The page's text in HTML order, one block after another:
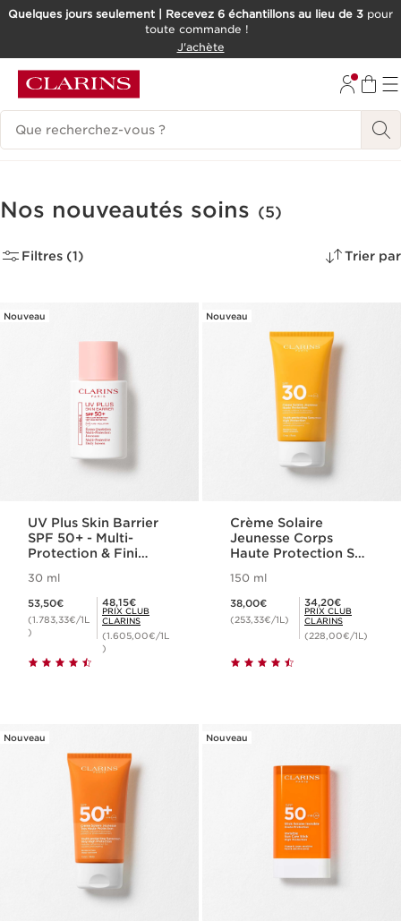
ALLER AU CONTENU
Quelques jours seulement | Recevez 6 échantillons au lieu de 3 pour
toute commande !
J'achète
Historique des recherches
Nos nouveautés soins (5)
Filtres (1) Trier par
Nouveau
UV Plus Skin Barrier
SPF 50+ - Multi-
Protection & Fini
30 ml
53,50€
(1.783,33€/1L
)
Prix Club Clarins 48,15€
48,15€
PRIX CLUB
CLARINS
(1.605,00€/1L
)
Nouveau
Crème Solaire
Jeunesse Corps
Haute Protection SPF
150 ml
38,00€
(253,33€/1L)
Prix Club Clarins 34,20€
34,20€
PRIX CLUB
CLARINS
(228,00€/1L)
Nouveau Nouveau